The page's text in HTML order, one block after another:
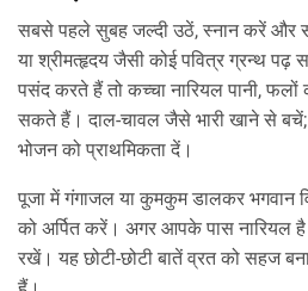
सबसे पहले सुबह जल्दी उठें, स्नान करें और
या श्रीमत्‍हृदय जैसी कोई पवित्र ग्रन्थ
पसंद करते हैं तो कच्चा नारियल पानी,
सकते हैं। दाल‑चावल जैसे भारी खाने से
भोजन को प्राथमिकता दें।
पूजा में गंगाजल या कुमकुम डालकर भगवान
को अर्पित करें। अगर आपके पास नारियल
रखें। यह छोटी‑छोटी बातें व्रत को सहज